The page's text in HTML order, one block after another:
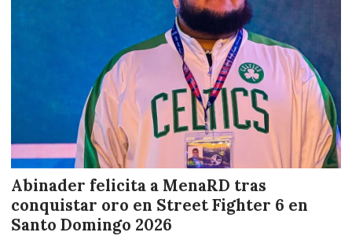
Abinader felicita a MenaRD tras
conquistar oro en Street Fighter 6 en
Santo Domingo 2026